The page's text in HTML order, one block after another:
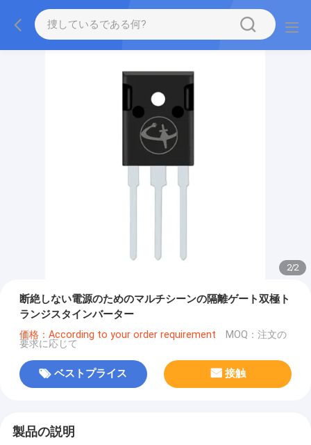
2/2
断絶しない電源のためのマルチシーンの隔離ゲート双極ト
ランジスタインバーター
価格：According to your order requirement MOQ：注文の
要求に応じて
ベストプライス 接触
製品の説明